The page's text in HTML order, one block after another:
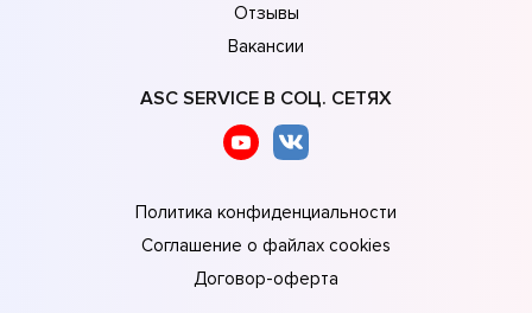
Отзывы
Вакансии
ASC SERVICE В СОЦ. СЕТЯХ
Политика конфиденциальности
Соглашение о файлах cookies
Договор-оферта